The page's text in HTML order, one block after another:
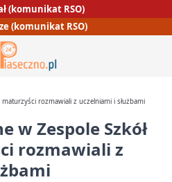
(komunikat RSO)
(komunikat RSO)
maturzyści rozmawiali z uczelniami i służbami
w Zespole Szkół
rozmawiali z